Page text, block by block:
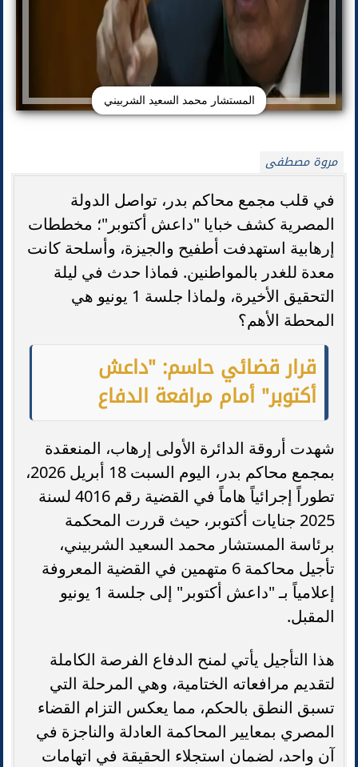
المستشار محمد السعيد الشربيني
مروة مصطفى
في قلب مجمع محاكم بدر، تواصل الدولة
المصرية كشف خبايا "داعش أكتوبر"؛ مخططات
إرهابية استهدفت أطفيح والجيزة، وأسلحة كانت
معدة للغدر بالمواطنين. فماذا حدث في ليلة
التحقيق الأخيرة، ولماذا جلسة 1 يونيو هي
المحطة الأهم؟
قرار قضائي حاسم: "داعش
أكتوبر" أمام مرافعة الدفاع
شهدت أروقة الدائرة الأولى إرهاب، المنعقدة
بمجمع محاكم بدر، اليوم السبت 18 أبريل 2026،
تطوراً إجرائياً هاماً في القضية رقم 4016 لسنة
2025 جنايات أكتوبر، حيث قررت المحكمة
برئاسة المستشار محمد السعيد الشربيني،
تأجيل محاكمة 6 متهمين في القضية المعروفة
إعلامياً بـ "داعش أكتوبر" إلى جلسة 1 يونيو
المقبل.
هذا التأجيل يأتي لمنح الدفاع الفرصة الكاملة
لتقديم مرافعاته الختامية، وهي المرحلة التي
تسبق النطق بالحكم، مما يعكس التزام القضاء
المصري بمعايير المحاكمة العادلة والناجزة في
آن واحد، لضمان استجلاء الحقيقة في اتهامات